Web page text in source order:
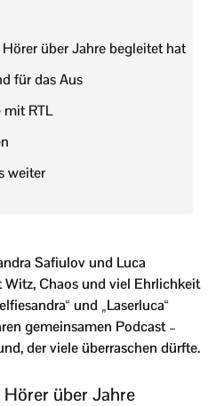
über Jahre begleitet hat
für das Aus
mit RTL
weiter
Safiulov und Luca
Chaos und viel Ehrlichkeit
und „Laserluca“
gemeinsamen Podcast –
der viele überraschen dürfte.
Hörer über Jahre